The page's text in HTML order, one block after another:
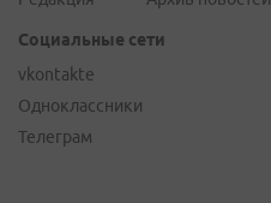
Социальные сети
vkontakte
Одноклассники
Телеграм